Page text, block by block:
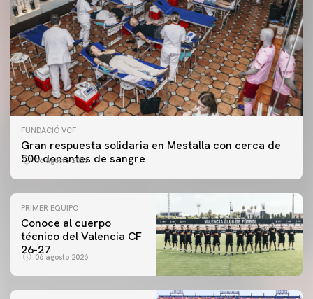
FUNDACIÓ VCF
Gran respuesta solidaria en Mestalla con cerca de
500 donantes de sangre
06 agosto 2026
PRIMER EQUIPO
Conoce al cuerpo
técnico del Valencia CF
26-27
06 agosto 2026